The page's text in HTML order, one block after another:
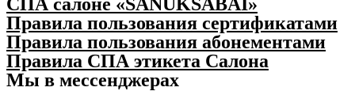
Правила пользования сертификатами
Правила пользования абонементами
Правила СПА этикета Салона
Мы в мессенджерах